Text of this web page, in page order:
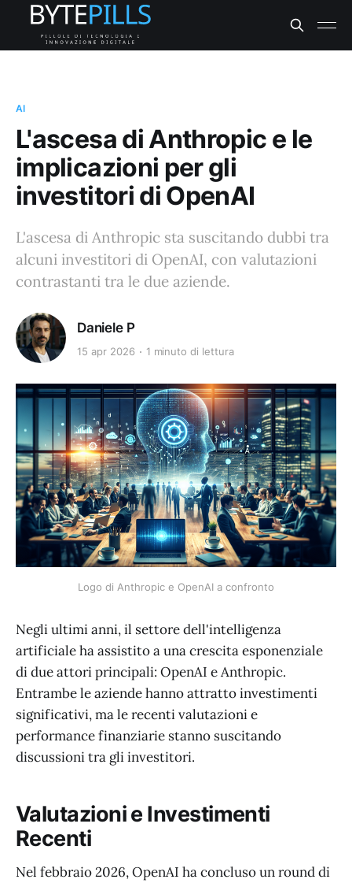
AI
L'ascesa di Anthropic e le
implicazioni per gli
investitori di OpenAI
L'ascesa di Anthropic sta suscitando dubbi tra
alcuni investitori di OpenAI, con valutazioni
contrastanti tra le due aziende.
Daniele P
15 apr 2026 1 minuto di lettura
Logo di Anthropic e OpenAI a confronto
Negli ultimi anni, il settore dell'intelligenza
artificiale ha assistito a una crescita esponenziale
di due attori principali: OpenAI e Anthropic.
Entrambe le aziende hanno attratto investimenti
significativi, ma le recenti valutazioni e
performance finanziarie stanno suscitando
discussioni tra gli investitori.
Valutazioni e Investimenti
Recenti
Nel febbraio 2026, OpenAI ha concluso un round di